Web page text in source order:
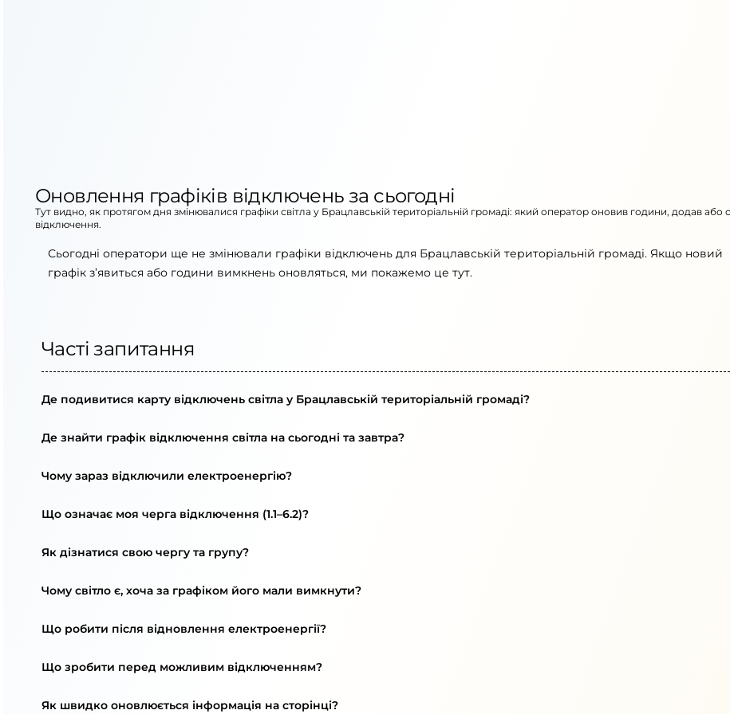
Оновлення графіків відключень за сьогодні
Тут видно, як протягом дня змінювалися графіки світла у Брацлавській територіальній громаді: який оператор оновив години, додав або
відключення.
Сьогодні оператори ще не змінювали графіки відключень для Брацлавській територіальній громаді. Якщо новий
графік з’явиться або години вимкнень оновляться, ми покажемо це тут.
Часті запитання
Де подивитися карту відключень світла у Брацлавській територіальній громаді?
Де знайти графік відключення світла на сьогодні та завтра?
Чому зараз відключили електроенергію?
Що означає моя черга відключення (1.1–6.2)?
Як дізнатися свою чергу та групу?
Чому світло є, хоча за графіком його мали вимкнути?
Що робити після відновлення електроенергії?
Що зробити перед можливим відключенням?
Як швидко оновлюється інформація на сторінці?